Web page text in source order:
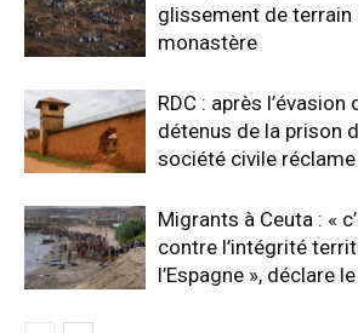
glissement de terrain
monastère
RDC : après l’évasion
détenus de la prison
société civile
Migrants à Ceuta : «
contre l’intégrité
l’Espagne », déclare